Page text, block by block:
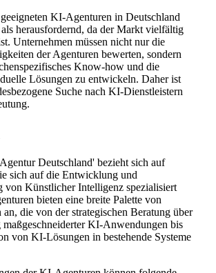
KI-Agenturen in Deutschland
herausfordernd, da der Markt vielfältig
Unternehmen müssen nicht nur die
der Agenturen bewerten, sondern
Know-how und die
Lösungen zu entwickeln. Daher ist
Suche nach KI-Dienstleistern
Deutschland' bezieht sich auf
sich auf die Entwicklung und
von Künstlicher Intelligenz spezialisiert
bieten eine breite Palette von
die von der strategischen Beratung über
KI-Anwendungen bis
von KI-Lösungen in bestehende Systeme